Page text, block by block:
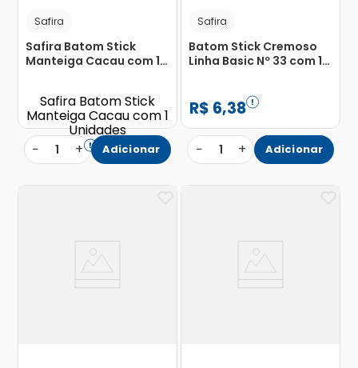
Safira
Safira Batom Stick
Manteiga Cacau com 1
Safira Batom Stick
Manteiga Cacau com 1
Unidades
R$ 4 99
− 1 + Adicionar
Safira
Batom Stick Cremoso
Linha Basic Nº 33 com 1
R$ 6,38
− 1 + Adicionar